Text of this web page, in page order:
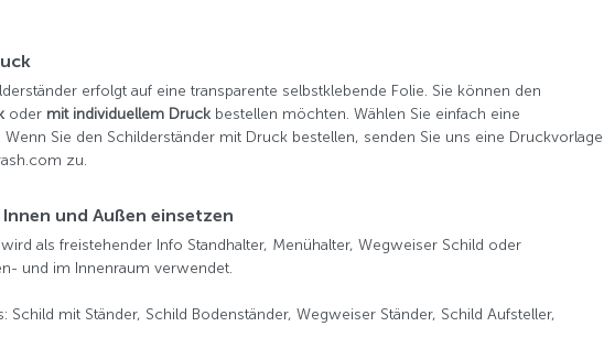
erfolgt auf eine transparente selbstklebende Folie. Sie können den
oder mit individuellem Druckbestellen möchten. Wählen Sie einfach eine
Sie den Schilderständer mit Druck bestellen, senden Sie uns eine Druckvorlage
zu.
und Außen einsetzen
als freistehender Info Standhalter, Menühalter, Wegweiser Schild oder
und im Innenraum verwendet.
Schild mit Ständer, Schild Bodenständer, Wegweiser Ständer, Schild Aufsteller,